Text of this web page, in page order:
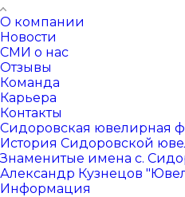
О компании
Новости
СМИ о нас
Отзывы
Команда
Карьера
Контакты
Сидоровская ювелирная
История Сидоровской
Знаменитые имена с.
Александр Кузнецов
Информация